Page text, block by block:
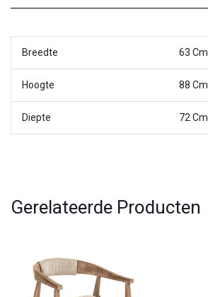
Breedte 63 Cm
Hoogte 88 Cm
Diepte 72 Cm
Gerelateerde Producten